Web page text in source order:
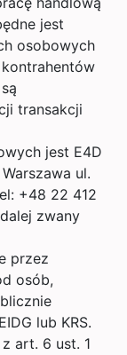
jest
osobowych
transakcji
jest E4D
ul.
+48 22 412
zwany
przez
osób,
lub KRS.
art. 6 ust. 1